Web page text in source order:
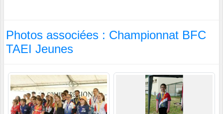
Photos associées : Championnat BFC
TAEI Jeunes